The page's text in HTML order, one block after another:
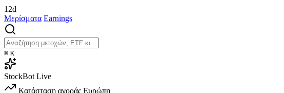
12d
Μερίσματα Earnings
⌘ K
StockBot Live
Κατάσταση αγοράς Ευρώπη